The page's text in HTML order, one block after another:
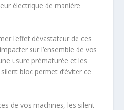
électrique de manière
l’effet dévastateur de ces
sur l’ensemble de vos
usure prématurée et les
bloc permet d’éviter ce
de vos machines, les silent